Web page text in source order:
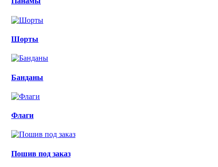
Шорты
Банданы
Флаги
Пошив под заказ